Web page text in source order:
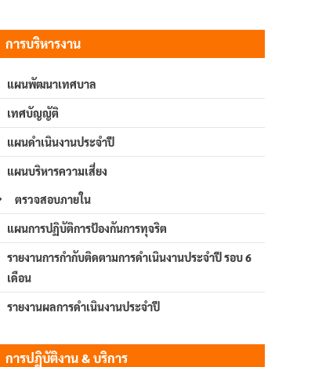
การบริหารงาน
แผนพัฒนาเทศบาล
เทศบัญญัติ
แผนดำเนินงานประจำปี
แผนบริหารความเสี่ยง
ตรวจสอบภายใน
แผนการปฏิบัติการป้องกันการทุจริต
รายงานการกำกับติดตามการดำเนินงานประจำปี รอบ 6
เดือน
รายงานผลการดำเนินงานประจำปี
การปฏิบัติงาน & บริการ